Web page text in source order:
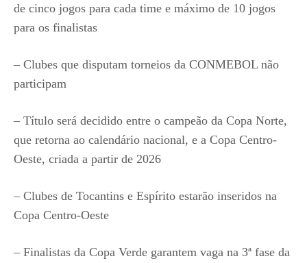
de cinco jogos para cada time e máximo de 10 jogos
para os finalistas
– Clubes que disputam torneios da CONMEBOL não
participam
– Título será decidido entre o campeão da Copa Norte,
que retorna ao calendário nacional, e a Copa Centro-
Oeste, criada a partir de 2026
– Clubes de Tocantins e Espírito estarão inseridos na
Copa Centro-Oeste
– Finalistas da Copa Verde garantem vaga na 3ª fase da